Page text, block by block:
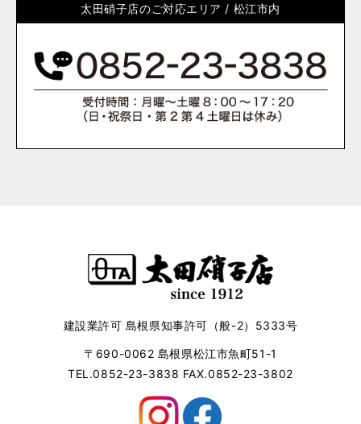
太田硝子店のご対応エリア / 松江市内
建設業許可 島根県知事許可（般-2）5333号
〒690-0062 島根県松江市魚町51-1
TEL.0852-23-3838 FAX.0852-23-3802